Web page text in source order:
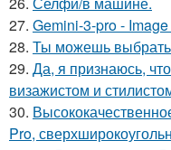
27. Gemini-3-pro -
28. Ты можешь выбрать
29. Да, я признаюсь,
визажистом и
30.
Pro,